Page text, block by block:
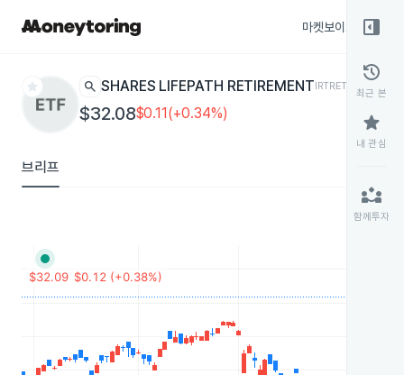
마켓보이스
star search ISHARES LIFEPATH RETIREMENTIRTRETF
$32.08$0.11(+0.34%)
브리프
right_panel_open
history
최근 본
star
내 관심
partner_exchange
함께투자